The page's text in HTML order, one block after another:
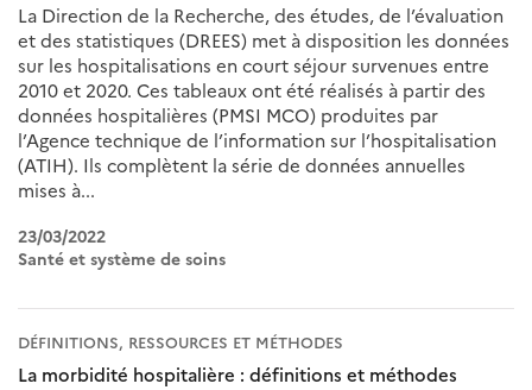
La Direction de la Recherche, des études, de l’évaluation
et des statistiques (DREES) met à disposition les données
sur les hospitalisations en court séjour survenues entre
2010 et 2020. Ces tableaux ont été réalisés à partir des
données hospitalières (PMSI MCO) produites par
l’Agence technique de l’information sur l’hospitalisation
(ATIH). Ils complètent la série de données annuelles
mises à...
23/03/2022
Santé et système de soins
DÉFINITIONS, RESSOURCES ET MÉTHODES
La morbidité hospitalière : définitions et méthodes